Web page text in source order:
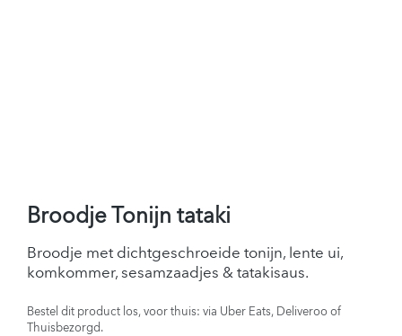
Broodje Tonijn tataki
Broodje met dichtgeschroeide tonijn, lente ui,
komkommer, sesamzaadjes & tatakisaus.
Bestel dit product los, voor thuis: via Uber Eats, Deliveroo of
Thuisbezorgd.